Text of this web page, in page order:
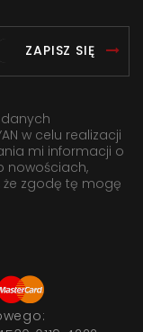
ZAPISZ SIĘ
w celu realizacji
mi informacji o
nowościach,
że zgodę tę mogę